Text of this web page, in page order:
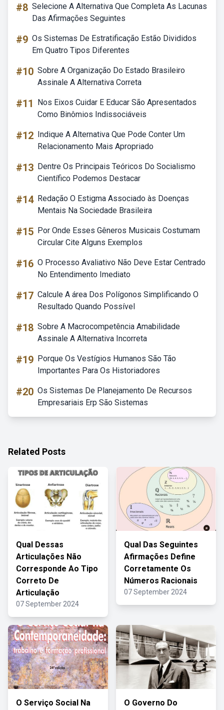
#8 Selecione A Alternativa Que Completa As Lacunas
Das Afirmações Seguintes
#9 Os Sistemas De Estratificação Estão Divididos
Em Quatro Tipos Diferentes
#10 Sobre A Organização Do Estado Brasileiro
Assinale A Alternativa Correta
#11
Nos Eixos Cuidar E Educar São Apresentados
Como Binômios Indissociáveis
#12 Indique A Alternativa Que Pode Conter Um
Relacionamento Mais Apropriado
#13 Dentre Os Principais Teóricos Do Socialismo
Científico Podemos Destacar
#14 Redação O Estigma Associado às Doenças
Mentais Na Sociedade Brasileira
#15 Por Onde Esses Gêneros Musicais Costumam
Circular Cite Alguns Exemplos
#16 O Processo Avaliativo Não Deve Estar Centrado
No Entendimento Imediato
#17 Calcule A área Dos Polígonos Simplificando O
Resultado Quando Possível
#18 Sobre A Macrocompetência Amabilidade
Assinale A Alternativa Incorreta
#19 Porque Os Vestígios Humanos São Tão
Importantes Para Os Historiadores
#20 Os Sistemas De Planejamento De Recursos
Empresariais Erp São Sistemas
Related Posts
Qual Dessas
Articulações Não
Corresponde Ao Tipo
Correto De
Articulação
07 September 2024
Qual Das Seguintes
Afirmações Define
Corretamente Os
Números Racionais
07 September 2024
O Serviço Social Na O Governo Do